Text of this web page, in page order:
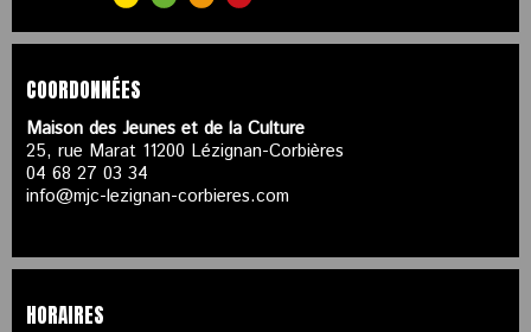
COORDONNÉES
Maison des Jeunes et de la Culture
25, rue Marat 11200 Lézignan-Corbières
04 68 27 03 34
info@mjc-lezignan-corbieres.com
HORAIRES